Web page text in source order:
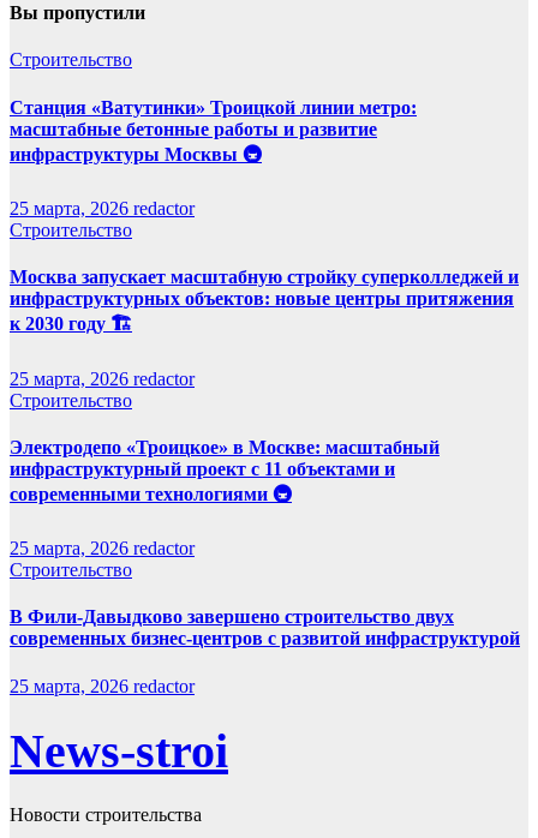
Вы пропустили
Строительство
Станция «Ватутинки» Троицкой линии метро:
масштабные бетонные работы и развитие
инфраструктуры Москвы 🚇
25 марта, 2026 redactor
Строительство
Москва запускает масштабную стройку суперколледжей и
инфраструктурных объектов: новые центры притяжения
к 2030 году 🏗️
25 марта, 2026 redactor
Строительство
Электродепо «Троицкое» в Москве: масштабный
инфраструктурный проект с 11 объектами и
современными технологиями 🚇
25 марта, 2026 redactor
Строительство
В Фили-Давыдково завершено строительство двух
современных бизнес-центров с развитой инфраструктурой
25 марта, 2026 redactor
News-stroi
Новости строительства